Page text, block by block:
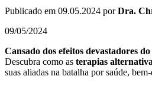
Publicado em 09.05.2024 porDra.
09/05/2024
Cansado dos efeitos devastadores
Descubra como as terapias
suas aliadas na batalha por saúde,